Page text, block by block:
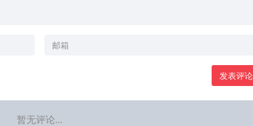
发表评论
暂无评论...